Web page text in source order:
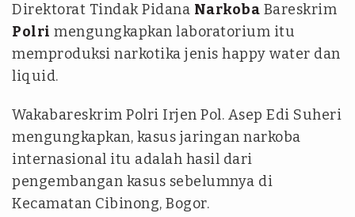
Direktorat Tindak Pidana Narkoba Bareskrim
Polri mengungkapkan laboratorium itu
memproduksi narkotika jenis happy water dan
liquid.
Wakabareskrim Polri Irjen Pol. Asep Edi Suheri
mengungkapkan, kasus jaringan narkoba
internasional itu adalah hasil dari
pengembangan kasus sebelumnya di
Kecamatan Cibinong, Bogor.